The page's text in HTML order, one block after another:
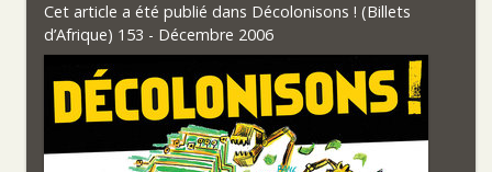
Cet article a été publié dans Décolonisons ! (Billets
d’Afrique) 153 - Décembre 2006